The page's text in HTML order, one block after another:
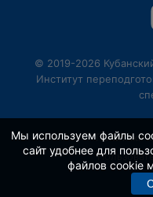
© 2019-2026
Институт
Политика
Мы используем файлы
сайт удобнее для
файлов cookie